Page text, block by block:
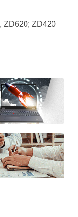
ZD620; ZD420